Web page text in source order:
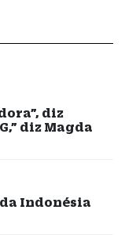
diz
diz Magda
da Indonésia